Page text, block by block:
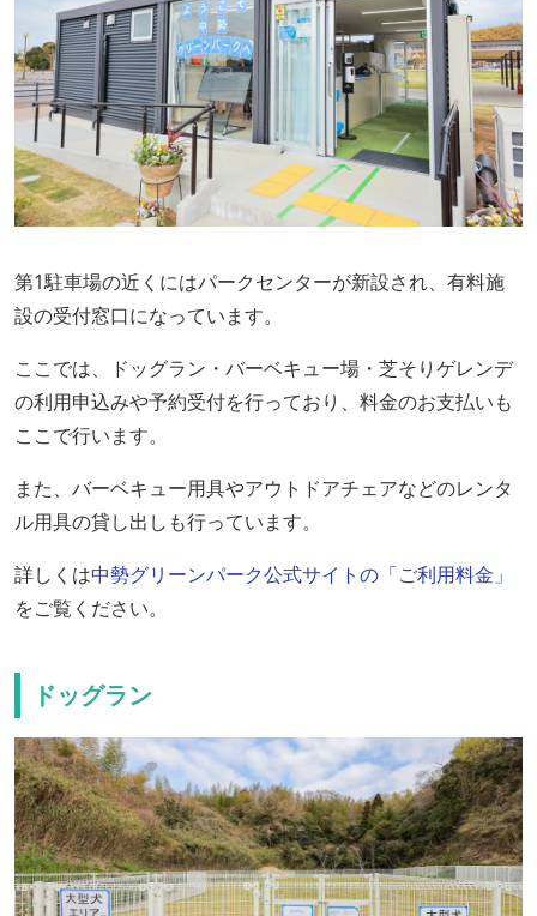
第1駐車場の近くにはパークセンターが新設され、有料施
設の受付窓口になっています。
ここでは、ドッグラン・バーベキュー場・芝そりゲレンデ
の利用申込みや予約受付を行っており、料金のお支払いも
ここで行います。
また、バーベキュー用具やアウトドアチェアなどのレンタ
ル用具の貸し出しも行っています。
詳しくは中勢グリーンパーク公式サイトの「ご利用料金」
をご覧ください。
ドッグラン